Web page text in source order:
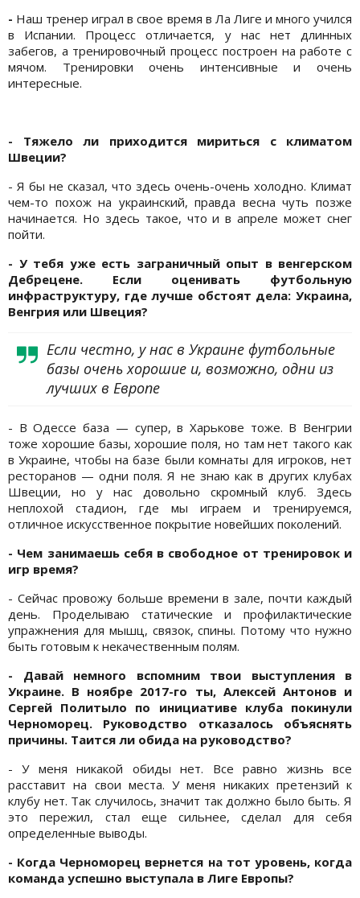
- Наш тренер играл в свое время в Ла Лиге и много учился
в Испании. Процесс отличается, у нас нет длинных
забегов, а тренировочный процесс построен на работе с
мячом. Тренировки очень интенсивные и очень
интересные.
- Тяжело ли приходится мириться с климатом
Швеции?
- Я бы не сказал, что здесь очень-очень холодно. Климат
чем-то похож на украинский, правда весна чуть позже
начинается. Но здесь такое, что и в апреле может снег
пойти.
- У тебя уже есть заграничный опыт в венгерском
Дебрецене. Если оценивать футбольную
инфраструктуру, где лучше обстоят дела: Украина,
Венгрия или Швеция?
Если честно, у нас в Украине футбольные
базы очень хорошие и, возможно, одни из
лучших в Европе
- В Одессе база — супер, в Харькове тоже. В Венгрии
тоже хорошие базы, хорошие поля, но там нет такого как
в Украине, чтобы на базе были комнаты для игроков, нет
ресторанов — одни поля. Я не знаю как в других клубах
Швеции, но у нас довольно скромный клуб. Здесь
неплохой стадион, где мы играем и тренируемся,
отличное искусственное покрытие новейших поколений.
- Чем занимаешь себя в свободное от тренировок и
игр время?
- Сейчас провожу больше времени в зале, почти каждый
день. Проделываю статические и профилактические
упражнения для мышц, связок, спины. Потому что нужно
быть готовым к некачественным полям.
- Давай немного вспомним твои выступления в
Украине. В ноябре 2017-го ты, Алексей Антонов и
Сергей Политыло по инициативе клуба покинули
Черноморец. Руководство отказалось объяснять
причины. Таится ли обида на руководство?
- У меня никакой обиды нет. Все равно жизнь все
расставит на свои места. У меня никаких претензий к
клубу нет. Так случилось, значит так должно было быть. Я
это пережил, стал еще сильнее, сделал для себя
определенные выводы.
- Когда Черноморец вернется на тот уровень, когда
команда успешно выступала в Лиге Европы?